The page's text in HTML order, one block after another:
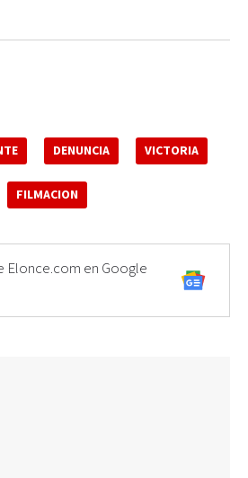
DENUNCIA VICTORIA
FILMACION
Elonce.com en Google